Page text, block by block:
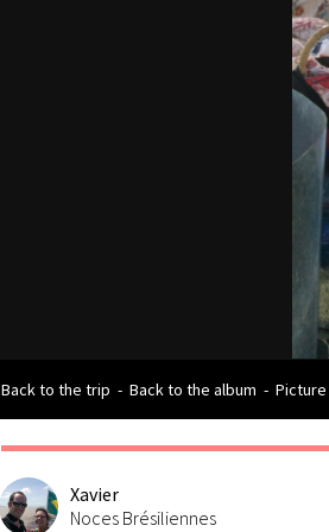
Back to the trip - Back to the album -
Xavier
Noces Brésiliennes